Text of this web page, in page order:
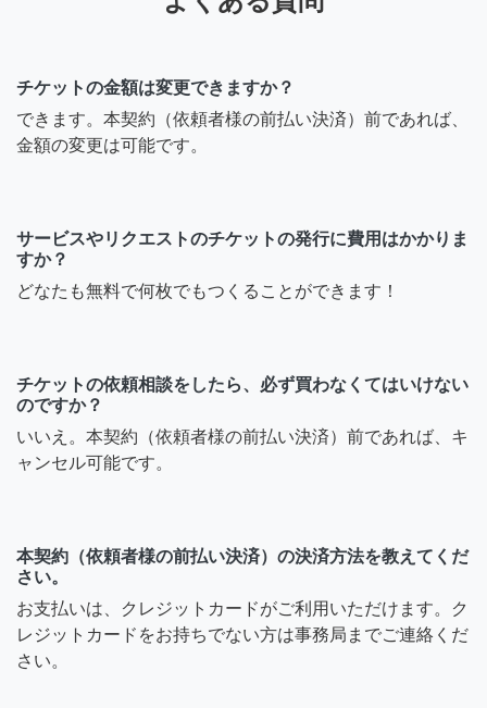
チケットの金額は変更できますか？
できます。本契約（依頼者様の前払い決済）前であれば、
金額の変更は可能です。
サービスやリクエストのチケットの発行に費用はかかりま
すか？
どなたも無料で何枚でもつくることができます！
チケットの依頼相談をしたら、必ず買わなくてはいけない
のですか？
いいえ。本契約（依頼者様の前払い決済）前であれば、キ
ャンセル可能です。
本契約（依頼者様の前払い決済）の決済方法を教えてくだ
さい。
お支払いは、クレジットカードがご利用いただけます。ク
レジットカードをお持ちでない方は事務局までご連絡くだ
さい。